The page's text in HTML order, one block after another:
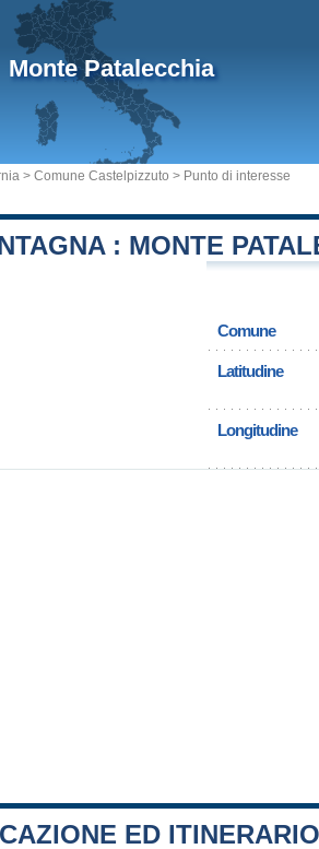
Monte Patalecchia
> Comune Castelpizzuto > Punto di interesse
: MONTE
Comune
Latitudine
Longitudine
ED